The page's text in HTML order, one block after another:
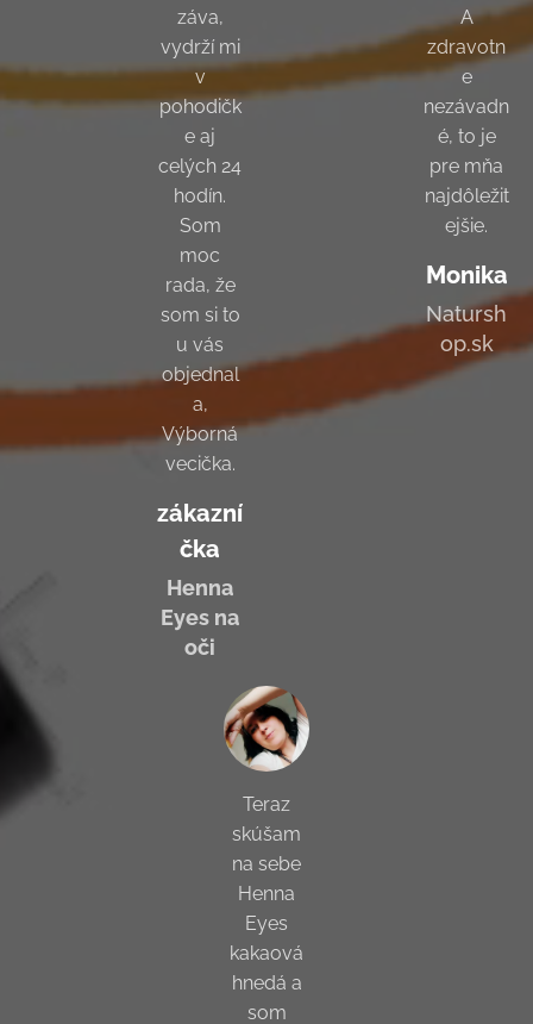
záva,
vydrží mi
v
pohodičk
e aj
celých 24
hodín.
Som
moc
rada, že
som si to
u vás
objednal
a,
Výborná
vecička.
zákazní
čka
Henna
Eyes na
oči
A
zdravotn
e
nezávadn
é, to je
pre mňa
najdôležit
ejšie.
Monika
Natursh
op.sk
Teraz
skúšam
na sebe
Henna
Eyes
kakaová
hnedá a
som